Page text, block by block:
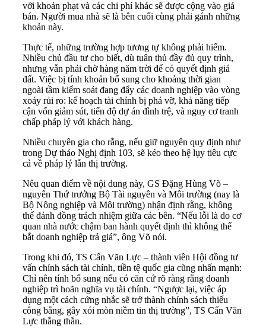
với khoản phạt và các chi phí khác sẽ được cộng vào giá
bán. Người mua nhà sẽ là bên cuối cùng phải gánh những
khoản này.
Thực tế, những trường hợp tương tự không phải hiếm.
Nhiều chủ đầu tư cho biết, dù tuân thủ đầy đủ quy trình,
nhưng vẫn phải chờ hàng năm trời để có quyết định giá
đất. Việc bị tính khoản bổ sung cho khoảng thời gian
ngoài tầm kiểm soát đang đẩy các doanh nghiệp vào vòng
xoáy rủi ro: kế hoạch tài chính bị phá vỡ, khả năng tiếp
cận vốn giảm sút, tiến độ dự án đình trệ, và nguy cơ tranh
chấp pháp lý với khách hàng.
Nhiều chuyên gia cho rằng, nếu giữ nguyên quy định như
trong Dự thảo Nghị định 103, sẽ kéo theo hệ lụy tiêu cực
cả về pháp lý lẫn thị trường.
Nêu quan điểm về nội dung này, GS Đặng Hùng Võ –
nguyên Thứ trưởng Bộ Tài nguyên và Môi trường (nay là
Bộ Nông nghiệp và Môi trường) nhận định rằng, không
thể đánh đồng trách nhiệm giữa các bên. “Nếu lỗi là do cơ
quan nhà nước chậm ban hành quyết định thì không thể
bắt doanh nghiệp trả giá”, ông Võ nói.
Trong khi đó, TS Cấn Văn Lực – thành viên Hội đồng tư
vấn chính sách tài chính, tiền tệ quốc gia cũng nhấn mạnh:
Chỉ nên tính bổ sung nếu có căn cứ rõ ràng rằng doanh
nghiệp trì hoãn nghĩa vụ tài chính. “Ngược lại, việc áp
dụng một cách cứng nhắc sẽ trở thành chính sách thiếu
công bằng, gây xói mòn niềm tin thị trường”, TS Cấn Văn
Lực thẳng thắn.